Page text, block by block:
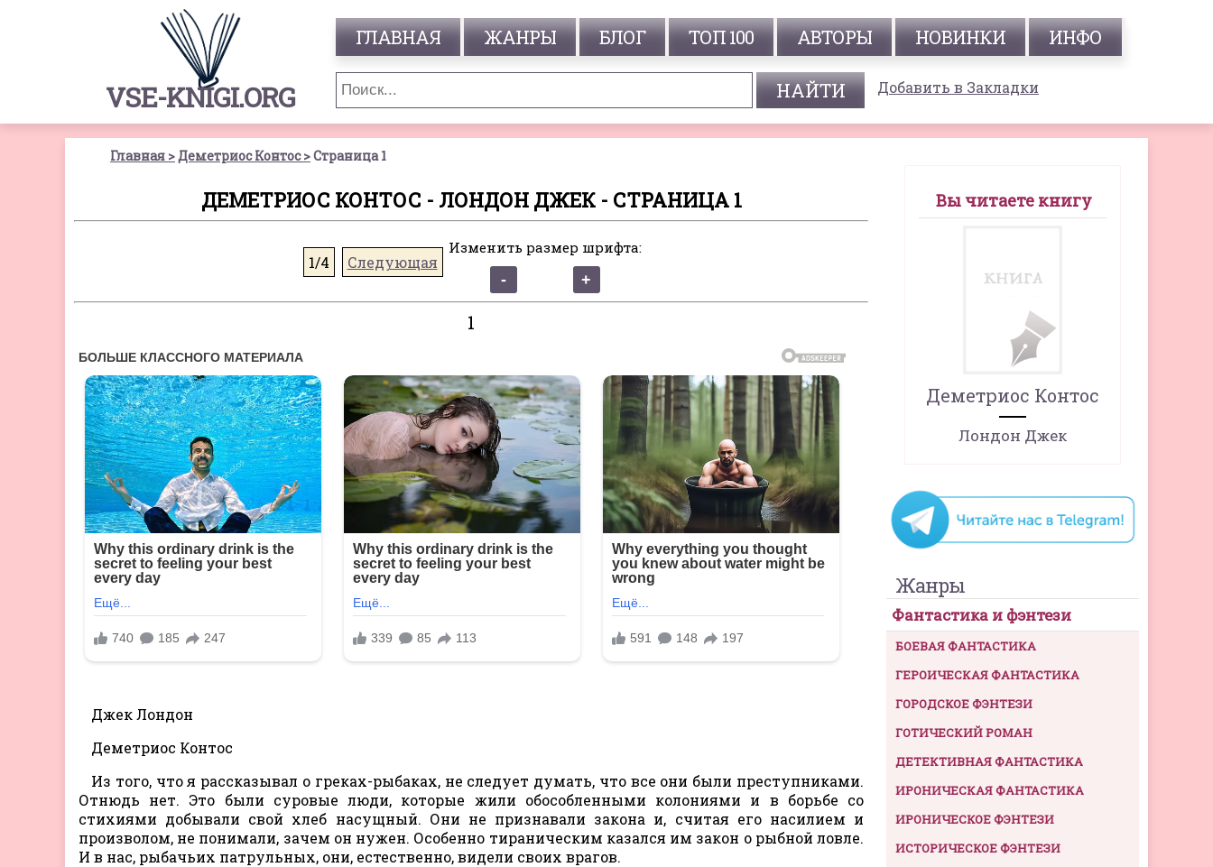
VSE-KNIGI.ORG
ГЛАВНАЯ ЖАНРЫ БЛОГ ТОП 100 АВТОРЫ НОВИНКИ ИНФО
Добавить в Закладки
Главная Деметриос Контос Страница 1
ДЕМЕТРИОС КОНТОС - ЛОНДОН ДЖЕК - СТРАНИЦА 1
1/4 Следующая
Изменить размер шрифта:
1
Джек Лондон
Деметриос Контос
Из того, что я рассказывал о греках-рыбаках, не следует думать, что все они были преступниками.
Отнюдь нет. Это были суровые люди, которые жили обособленными колониями и в борьбе со
стихиями добывали свой хлеб насущный. Они не признавали закона и, считая его насилием и
произволом, не понимали, зачем он нужен. Особенно тираническим казался им закон о рыбной ловле.
И в нас, рыбачьих патрульных, они, естественно, видели своих врагов.
Вы читаете книгу
Деметриос Контос
Лондон Джек
Жанры
Фантастика и фэнтези
БОЕВАЯ ФАНТАСТИКА
ГЕРОИЧЕСКАЯ ФАНТАСТИКА
ГОРОДСКОЕ ФЭНТЕЗИ
ГОТИЧЕСКИЙ РОМАН
ДЕТЕКТИВНАЯ ФАНТАСТИКА
ИРОНИЧЕСКАЯ ФАНТАСТИКА
ИРОНИЧЕСКОЕ ФЭНТЕЗИ
ИСТОРИЧЕСКОЕ ФЭНТЕЗИ